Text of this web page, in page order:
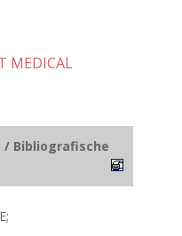
MEDICAL
/ Bibliografische